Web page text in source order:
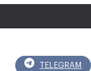
TELEGRAM